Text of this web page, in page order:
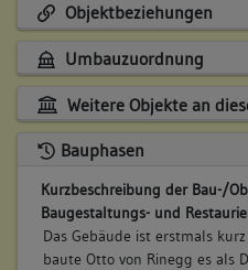
Objektbeziehungen
Umbauzuordnung
Weitere Objekte an
Bauphasen
Kurzbeschreibung der Bau-/
Baugestaltungs- und
Das Gebäude ist erstmals
baute Otto von Rinegg es als